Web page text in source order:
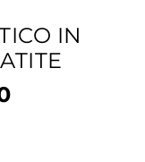
IN